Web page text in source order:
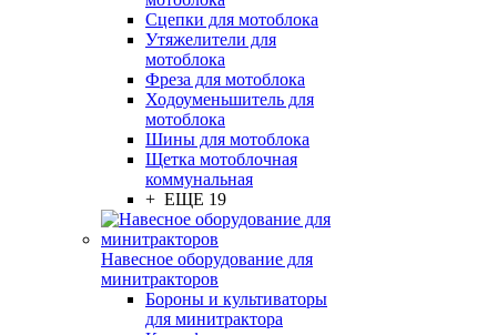
Сцепки для мотоблока
Утяжелители для
мотоблока
Фреза для мотоблока
Ходоуменьшитель для
мотоблока
Шины для мотоблока
Щетка мотоблочная
коммунальная
+ ЕЩЕ 19
Навесное оборудование для
минитракторов
Бороны и культиваторы
для минитрактора